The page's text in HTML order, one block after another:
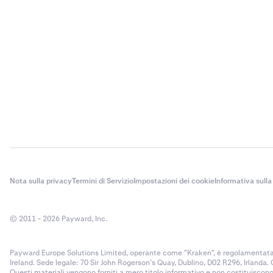
sul
In questo
Tasso
Nota sulla privacyTermini di ServizioImpostazioni dei cookieInformativa
© 2011 - 2026 Payward, Inc.
Payward Europe Solutions Limited, operante come "Kraken", è
Ireland. Sede legale: 70 Sir John Rogerson’s Quay, Dublino, D02 R296, Irlanda.